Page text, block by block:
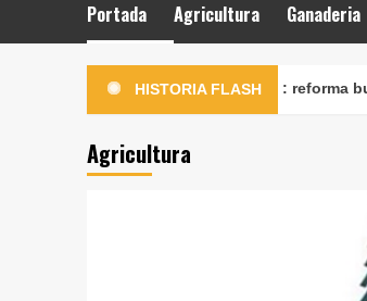
Portada Agricultura Ganaderia
HISTORIA FLASH
ordena reorganizar Midagri: reforma busca
Agricultura